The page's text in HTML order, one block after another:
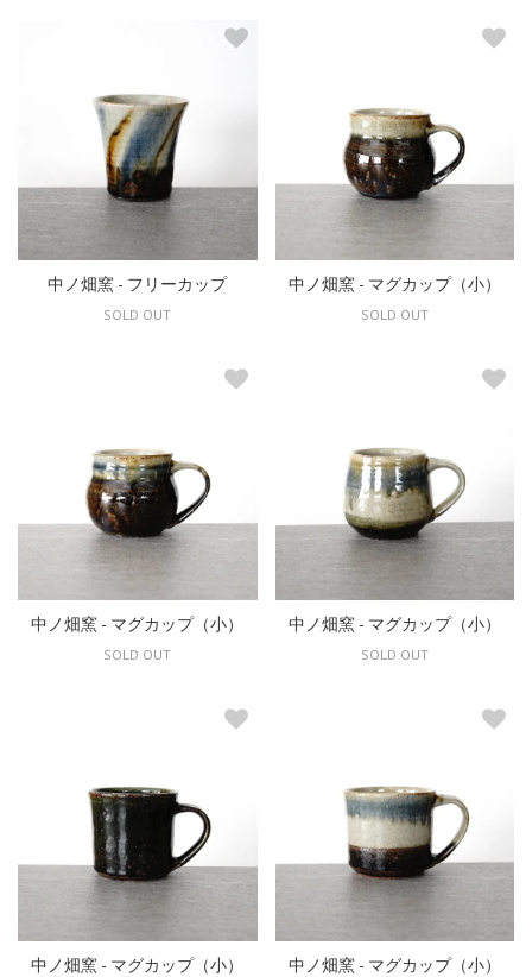
中ノ畑窯 - フリーカップ
SOLD OUT
中ノ畑窯 - マグカップ（小）
SOLD OUT
中ノ畑窯 - マグカップ（小）
SOLD OUT
中ノ畑窯 - マグカップ（小）
SOLD OUT
中ノ畑窯 - マグカップ（小） 中ノ畑窯 - マグカップ（小）